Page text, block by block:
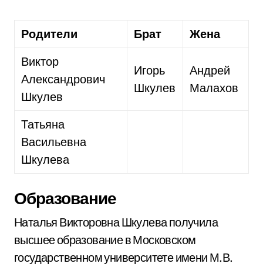
Родители Брат
Жена
Виктор
Александрович
Шкулев
Игорь
Шкулев
Андрей
Малахов
Татьяна
Васильевна
Шкулева
Образование
Наталья Викторовна Шкулева получила
высшее образование в Московском
государственном университете имени М.В.